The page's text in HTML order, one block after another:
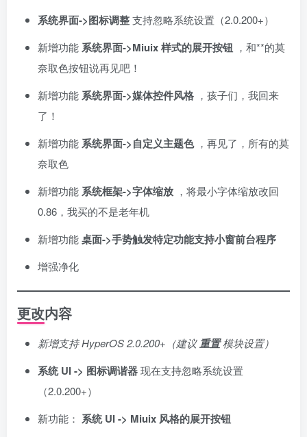
系统界面->图标调整支持忽略系统设置（2.0.200+）
新增功能系统界面->Miuix 样式的展开按钮 ，和**的莫
奈取色按钮说再见吧！
新增功能系统界面->媒体控件风格 ，孩子们，我回来
了！
新增功能系统界面->自定义主题色 ，再见了，所有的莫
奈取色
新增功能系统框架->字体缩放 ，将最小字体缩放改回
0.86，我买的不是老年机
新增功能桌面->手势触发特定功能支持小窗前台程序
增强净化
更改内容
新增支持 HyperOS 2.0.200+（建议重置模块设置）
系统 UI -> 图标调谐器现在支持忽略系统设置
（2.0.200+）
新功能： 系统 UI -> Miuix 风格的展开按钮